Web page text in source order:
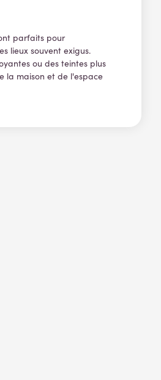
parfaits pour
lieux souvent exigus.
ou des teintes plus
la maison et de l'espace